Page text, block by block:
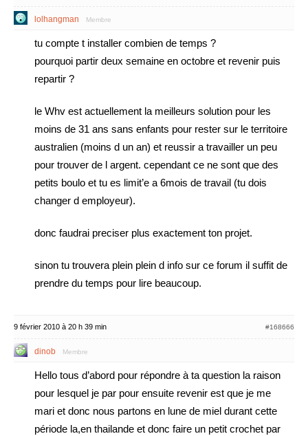
lolhangman Membre
tu compte t installer combien de temps ?
pourquoi partir deux semaine en octobre et revenir puis
repartir ?
le Whv est actuellement la meilleurs solution pour les
moins de 31 ans sans enfants pour rester sur le territoire
australien (moins d un an) et reussir a travailler un peu
pour trouver de l argent. cependant ce ne sont que des
petits boulo et tu es limit’e a 6mois de travail (tu dois
changer d employeur).
donc faudrai preciser plus exactement ton projet.
sinon tu trouvera plein plein d info sur ce forum il suffit de
prendre du temps pour lire beaucoup.
9 février 2010 à 20 h 39 min #168666
dinob Membre
Hello tous d’abord pour répondre à ta question la raison
pour lesquel je par pour ensuite revenir est que je me
mari et donc nous partons en lune de miel durant cette
période la,en thailande et donc faire un petit crochet par